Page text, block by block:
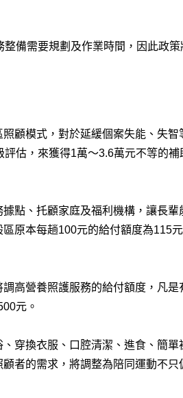
備需要規劃及作業時間，因此政策
顧模式，對於延緩個案失能、失
評估，來獲得1萬～3.6萬元不等的
點、托顧家庭及福利機構，讓長
區原本每趟100元的給付額度為115
高營養照護服務的給付額度，凡
元。
穿換衣服、口腔清潔、進食、簡
者的需求，將調整為陪同運動不